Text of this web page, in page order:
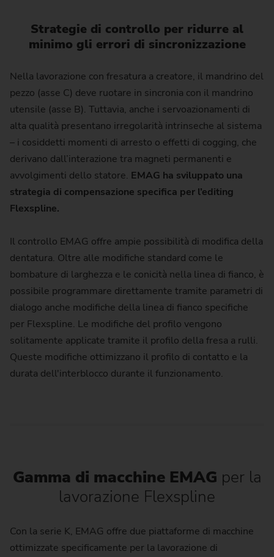
Strategie di controllo per ridurre al
minimo gli errori di sincronizzazione
Nella lavorazione con fresatura a creatore, il mandrino del
pezzo (asse C) deve ruotare in sincronia con il mandrino
utensile (asse B). Tuttavia, anche i servoazionamenti di
alta qualità presentano irregolarità intrinseche al sistema
– i cosiddetti momenti di arresto o effetti di cogging, che
derivano dall’interazione tra magneti permanenti e
avvolgimenti dello statore. EMAG ha sviluppato una
strategia di compensazione specifica per l’editing
Flexspline.
Il controllo EMAG offre ampie possibilità di modifica della
dentatura. Oltre alle modifiche standard come le
bombature di larghezza e le conicità nella linea di fianco, è
possibile programmare direttamente tramite parametri di
dialogo anche modifiche della linea di fianco specifiche
per Flexspline. Le modifiche del profilo vengono
solitamente applicate tramite il profilo della fresa a rulli.
Queste modifiche ottimizzano il profilo di contatto e la
durata dell'interblocco durante il funzionamento.
Gamma di macchine EMAG per la
lavorazione Flexspline
Con la serie K, EMAG offre due piattaforme di macchine
ottimizzate specificamente per la lavorazione di